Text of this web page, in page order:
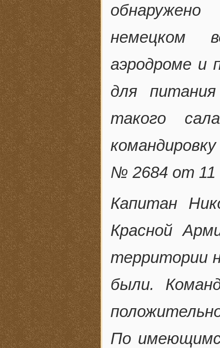
немецком
аэродроме и
для
такого
№ 2684 от 11
Капитан
Красной
территории
были.
По